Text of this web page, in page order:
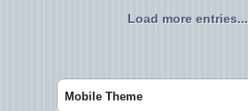
Load more entries...
Mobile Theme